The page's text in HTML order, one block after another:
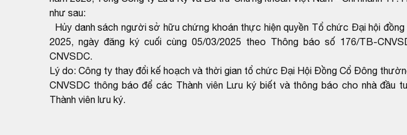
như sau:
Hủy danh sách người sở hữu chứng khoán thực hiện quyền Tổ chức Đại hội
2025, ngày đăng ký cuối cùng 05/03/2025 theo Thông báo số 176/TB-
CNVSDC.
Lý do: Công ty thay đổi kế hoạch và thời gian tổ chức Đại Hội Đồng Cổ Đông
CNVSDC thông báo để các Thành viên Lưu ký biết và thông báo cho nhà đầu
Thành viên lưu ký.